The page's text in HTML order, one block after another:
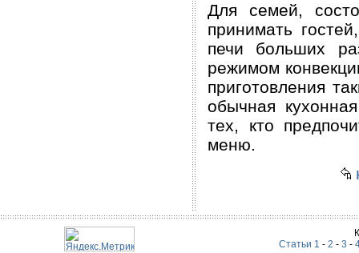
Для семей,
принимать
печи больших
режимом
приготовления
обычная
тех, кто
меню.
Статьи 1 - 2 - 3 -